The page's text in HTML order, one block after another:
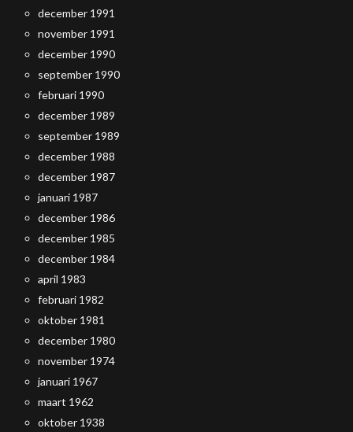
december 1991
november 1991
december 1990
september 1990
februari 1990
december 1989
september 1989
december 1988
december 1987
januari 1987
december 1986
december 1985
december 1984
april 1983
februari 1982
oktober 1981
december 1980
november 1974
januari 1967
maart 1962
oktober 1938